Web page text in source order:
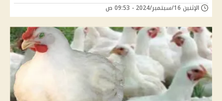
الإثنين 16/سبتمبر/2024 - 09:53 ص